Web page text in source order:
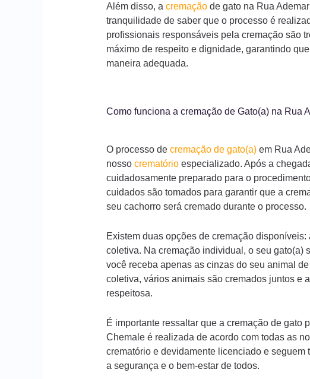
Além disso, a cremaçãode gato na Rua
tranquilidade de saber que o processo é
profissionais responsáveis pela cremação são
máximo de respeito e dignidade, garantindo
maneira adequada.
Como funciona a cremação de Gato(a) na Rua
O processo de cremação de gato(a)em Rua
nosso crematórioespecializado. Após a
cuidadosamente preparado para o
cuidados são tomados para garantir que a
seu cachorro será cremado durante o processo.
Existem duas opções de cremação
coletiva. Na cremação individual, o seu gato(a)
você receba apenas as cinzas do seu animal
coletiva, vários animais são cremados juntos e
respeitosa.
É importante ressaltar que a cremação de gato
Chemale é realizada de acordo com todas as
crematório e devidamente licenciado e
a segurança e o bem-estar de todos.